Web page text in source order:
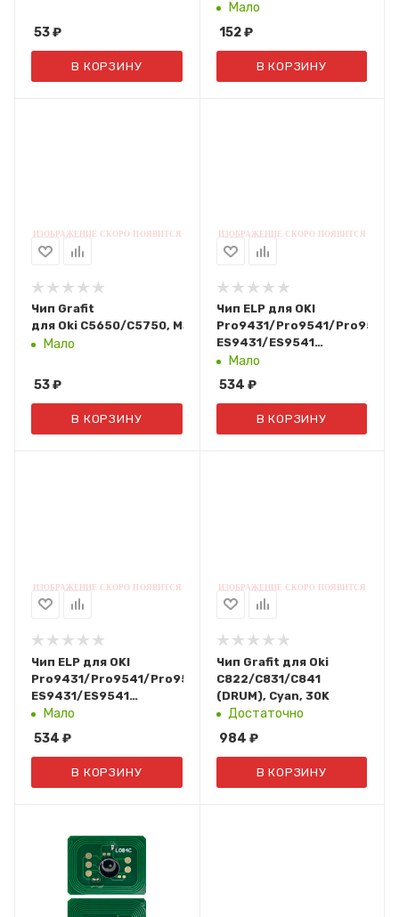
53₽
В КОРЗИНУ
Мало
152 ₽
В КОРЗИНУ
Чип Grafit
для Oki C5650/C5750, Magenta, 2K
Мало
53₽
В КОРЗИНУ
Чип ELP для OKI
Pro9431/Pro9541/Pro9542,
ES9431/ES9541
(45103721) DRUM Cyan,
40K
Мало
534 ₽
В КОРЗИНУ
Чип ELP для OKI
Pro9431/Pro9541/Pro9542,
ES9431/ES9541
(45103722) DRUM Black,
Мало
534 ₽
В КОРЗИНУ
Чип Grafit для Oki
C822/C831/C841
(DRUM), Cyan, 30K
Достаточно
984 ₽
В КОРЗИНУ